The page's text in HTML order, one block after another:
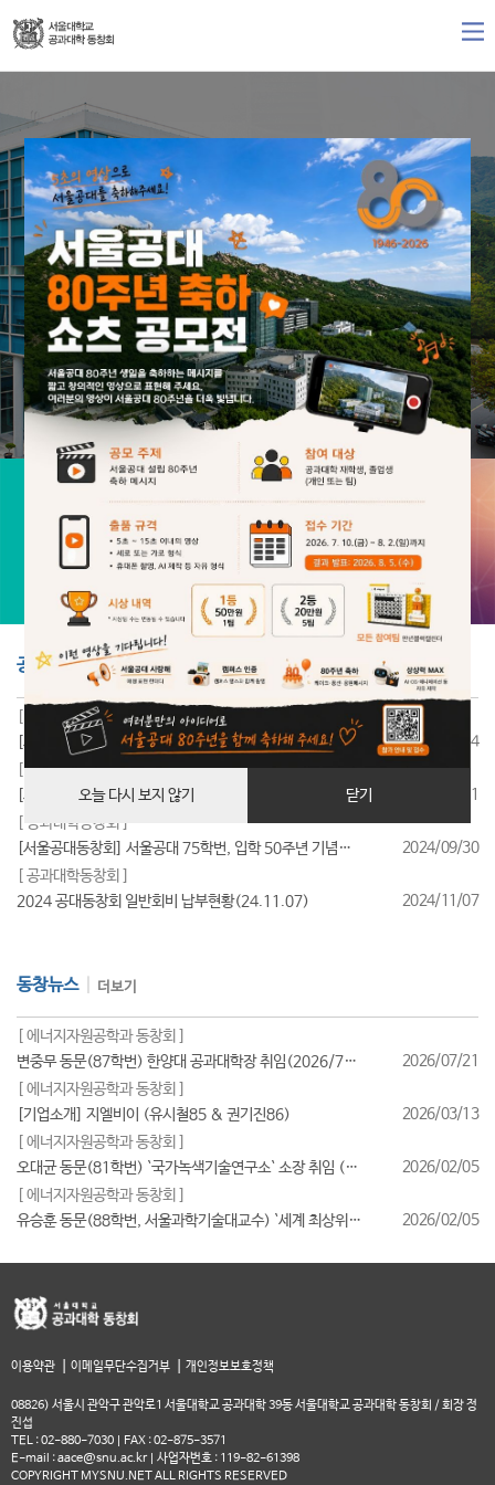
오늘 다시 보지 않기 닫기
공지사항 더보기
[ 공과대학동창회 ]
[서울공대동창회] 서울공대 85학번, 입학 40주년 기념행사 성료
2025/07/24
[ 공과대학동창회 ]
[서울공대동창회] 서울공대 95학번, 입학 30주년 기념행사 성료
2025/07/11
[ 공과대학동창회 ]
[서울공대동창회] 서울공대 75학번, 입학 50주년 기념행사 성료
2024/09/30
[ 공과대학동창회 ]
2024 공대동창회 일반회비 납부현황(24.11.07)
2024/11/07
동창뉴스 더보기
[ 에너지자원공학과 동창회 ]
변중무 동문(87학번) 한양대 공과대학장 취임(2026/7/1일자)
2026/07/21
[ 에너지자원공학과 동창회 ]
[기업소개] 지엘비이 (유시철85 & 권기진86)
2026/03/13
[ 에너지자원공학과 동창회 ]
오대균 동문(81학번) `국가녹색기술연구소` 소장 취임 (2026/2월)
2026/02/05
[ 에너지자원공학과 동창회 ]
유승훈 동문(88학번, 서울과학기술대교수) `세계 최상위 연구자 2025` 등재
2026/02/05
이용약관 이메일무단수집거부 개인정보보호정책
08826) 서울시 관악구 관악로1 서울대학교 공과대학 39동 서울대학교 공과대학 동창회 / 회장 정
진섭
TEL : 02-880-7030 | FAX : 02-875-3571
E-mail : aace@snu.ac.kr | 사업자번호 : 119-82-61398
COPYRIGHT MYSNU.NET ALL RIGHTS RESERVED